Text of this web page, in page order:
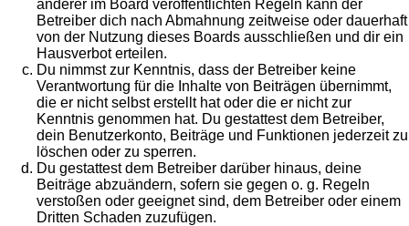
anderer im Board veröffentlichten Regeln kann der
Betreiber dich nach Abmahnung zeitweise oder dauerhaft
von der Nutzung dieses Boards ausschließen und dir ein
Hausverbot erteilen.
Du nimmst zur Kenntnis, dass der Betreiber keine
Verantwortung für die Inhalte von Beiträgen übernimmt,
die er nicht selbst erstellt hat oder die er nicht zur
Kenntnis genommen hat. Du gestattest dem Betreiber,
dein Benutzerkonto, Beiträge und Funktionen jederzeit zu
löschen oder zu sperren.
Du gestattest dem Betreiber darüber hinaus, deine
Beiträge abzuändern, sofern sie gegen o. g. Regeln
verstoßen oder geeignet sind, dem Betreiber oder einem
Dritten Schaden zuzufügen.